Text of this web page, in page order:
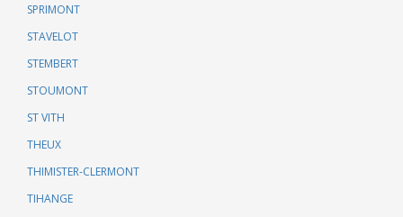
SPRIMONT
STAVELOT
STEMBERT
STOUMONT
ST VITH
THEUX
THIMISTER-CLERMONT
TIHANGE